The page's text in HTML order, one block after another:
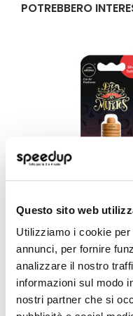
Questo sito web
Utilizziamo i cookie
annunci, per fornire
analizzare il nostro
informazioni sul modo
nostri partner che si
POTREBBERO
Profumi da
AROMA CAR
6,5ml
4,65 €